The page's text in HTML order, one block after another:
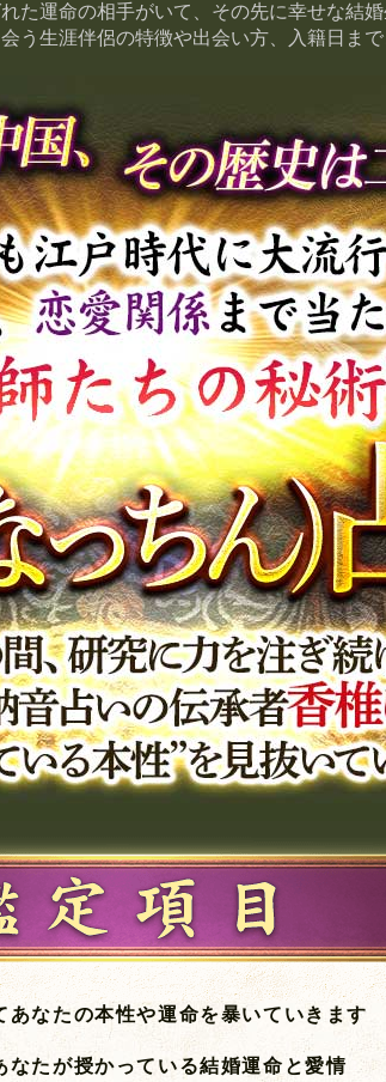
た運命の相手がいて、その先に幸せな結
う生涯伴侶の特徴や出会い方、入籍日ま
あなたの本性や運命を暴いていきます
なたが授かっている結婚運命と愛情